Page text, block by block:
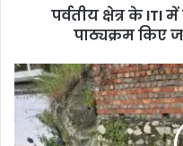
पर्वतीय क्षेत्र के ITI
पाठ्यक्रम किए